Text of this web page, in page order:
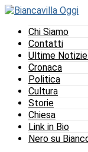
Chi Siamo
Contatti
Ultime
Cronaca
Politica
Cultura
Storie
Chiesa
Link in Bio
Nero su